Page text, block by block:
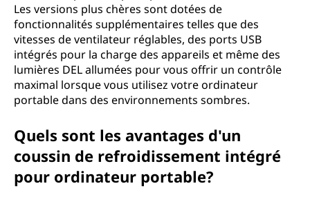
Les versions plus chères sont dotées de
fonctionnalités supplémentaires telles que des
vitesses de ventilateur réglables, des ports USB
intégrés pour la charge des appareils et même des
lumières DEL allumées pour vous offrir un contrôle
maximal lorsque vous utilisez votre ordinateur
portable dans des environnements sombres.
Quels sont les avantages d'un
coussin de refroidissement intégré
pour ordinateur portable?